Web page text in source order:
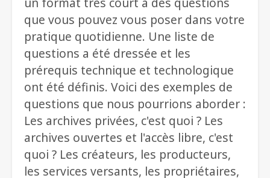
que vous pouvez vous poser dans votre
pratique quotidienne. Une liste de
questions a été dressée et les
prérequis technique et technologique
ont été définis. Voici des exemples de
questions que nous pourrions aborder :
Les archives privées, c'est quoi ? Les
archives ouvertes et l'accès libre, c'est
quoi ? Les créateurs, les producteurs,
les services versants, les propriétaires,